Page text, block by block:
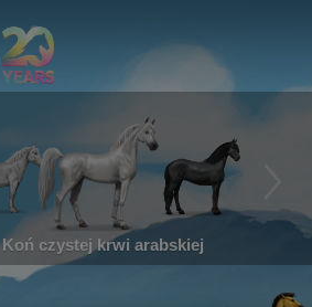
Koń czystej krwi arabskiej